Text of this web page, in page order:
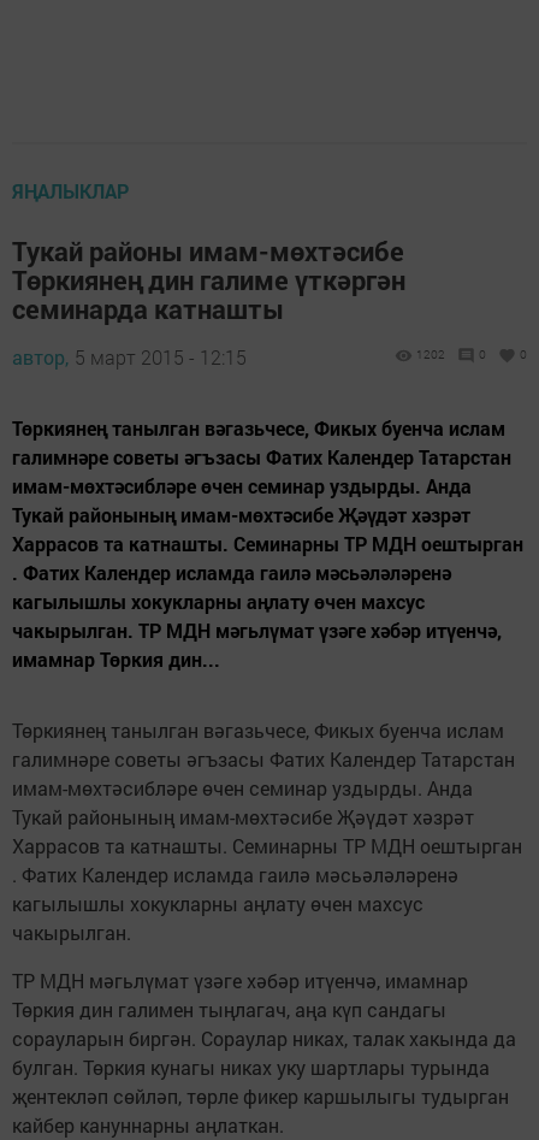
ЯҢАЛЫКЛАР
Тукай районы имам-мөхтәсибе
Төркиянең дин галиме үткәргән
семинарда катнашты
автор, 5 март 2015 - 12:15 1202 0 0
Төркиянең танылган вәгазьчесе, Фикых буенча ислам
галимнәре советы әгъзасы Фатих Календер Татарстан
имам-мөхтәсибләре өчен семинар уздырды. Анда
Тукай районының имам-мөхтәсибе Җәүдәт хәзрәт
Харрасов та катнашты. Семинарны ТР МДН оештырган
. Фатих Календер исламда гаилә мәсьәләләренә
кагылышлы хокукларны аңлату өчен махсус
чакырылган. ТР МДН мәгьлүмат үзәге хәбәр итүенчә,
имамнар Төркия дин...
Төркиянең танылган вәгазьчесе, Фикых буенча ислам
галимнәре советы әгъзасы Фатих Календер Татарстан
имам-мөхтәсибләре өчен семинар уздырды. Анда
Тукай районының имам-мөхтәсибе Җәүдәт хәзрәт
Харрасов та катнашты. Семинарны ТР МДН оештырган
. Фатих Календер исламда гаилә мәсьәләләренә
кагылышлы хокукларны аңлату өчен махсус
чакырылган.
ТР МДН мәгьлүмат үзәге хәбәр итүенчә, имамнар
Төркия дин галимен тыңлагач, аңа күп сандагы
сорауларын биргән. Сораулар никах, талак хакында да
булган. Төркия кунагы никах уку шартлары турында
җентекләп сөйләп, төрле фикер каршылыгы тудырган
кайбер кануннарны аңлаткан.